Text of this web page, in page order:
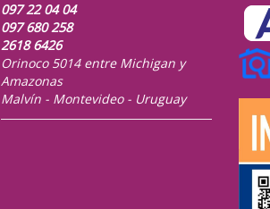
097 22 04 04
097 680 258
2618 6426
Orinoco 5014 entre Michigan y
Amazonas
Malvín - Montevideo - Uruguay